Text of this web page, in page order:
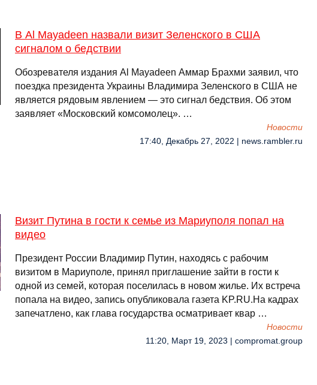
В Al Mayadeen назвали визит Зеленского в США
сигналом о бедствии
Обозревателя издания Al Mayadeen Аммар Брахми заявил, что
поездка президента Украины Владимира Зеленского в США не
является рядовым явлением — это сигнал бедствия. Об этом
заявляет «Московский комсомолец». …
Новости
17:40, Декабрь 27, 2022 | news.rambler.ru
Визит Путина в гости к семье из Мариуполя попал на
видео
Президент России Владимир Путин, находясь с рабочим
визитом в Мариуполе, принял приглашение зайти в гости к
одной из семей, которая поселилась в новом жилье. Их встреча
попала на видео, запись опубликовала газета KP.RU.На кадрах
запечатлено, как глава государства осматривает квар …
Новости
11:20, Март 19, 2023 | compromat.group